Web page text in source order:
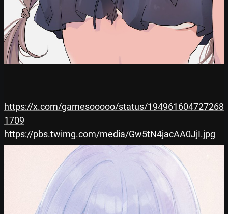
https://x.com/gamesooooo/status/194961604727268
1709
https://pbs.twimg.com/media/Gw5tN4jacAA0JjI.jpg